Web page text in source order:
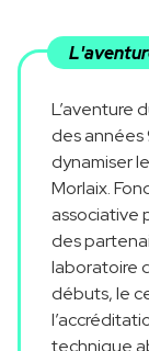
L’aventure
des
dynamiser
Morlaix.
associative
des
laboratoire
débuts, le
technique